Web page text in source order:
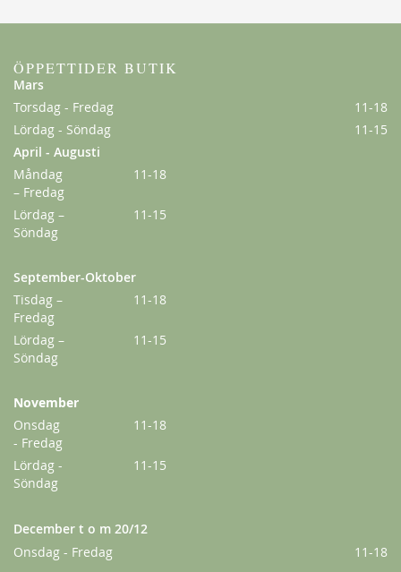
ÖPPETTIDER BUTIK
Mars
Torsdag - Fredag
11-18
Lördag - Söndag
11-15
April - Augusti
Måndag
– Fredag
11-18
Lördag –
Söndag
11-15
September-Oktober
Tisdag –
Fredag
11-18
Lördag –
Söndag
11-15
November
Onsdag
- Fredag
11-18
Lördag -
Söndag
11-15
December t o m 20/12
Onsdag - Fredag
11-18